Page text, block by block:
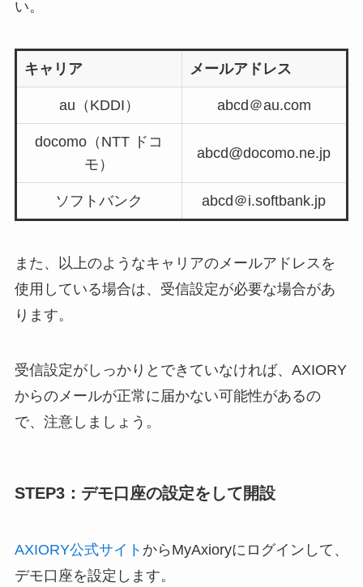
い。
キャリア メールアドレス
au（KDDI） abcd＠au.com
docomo（NTT ドコ
モ）
abcd@docomo.ne.jp
ソフトバンク abcd＠i.softbank.jp
また、以上のようなキャリアのメールアドレスを
使用している場合は、受信設定が必要な場合があ
ります。
受信設定がしっかりとできていなければ、AXIORY
からのメールが正常に届かない可能性があるの
で、注意しましょう。
STEP3：デモ口座の設定をして開設
AXIORY公式サイト からMyAxioryにログインして、
デモ口座を設定します。